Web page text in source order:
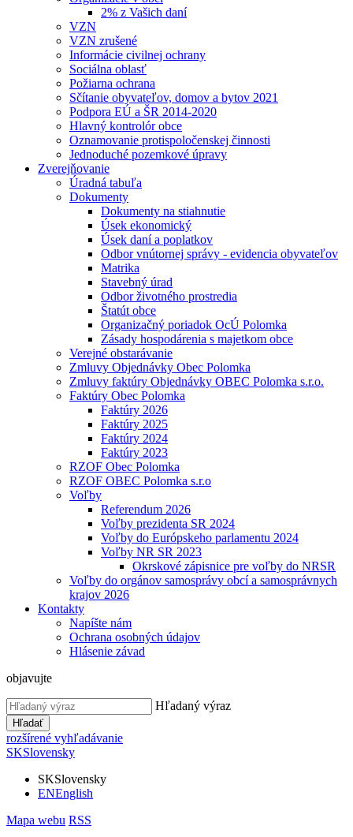
2% z Vašich daní
VZN
VZN zrušené
Informácie civilnej ochrany
Sociálna oblasť
Požiarna ochrana
Sčítanie obyvateľov, domov a bytov 2021
Podpora EÚ a ŠR 2014-2020
Hlavný kontrolór obce
Oznamovanie protispoločenskej činnosti
Jednoduché pozemkové úpravy
Zverejňovanie
Úradná tabuľa
Dokumenty
Dokumenty na stiahnutie
Úsek ekonomický
Úsek daní a poplatkov
Odbor vnútornej správy - evidencia obyvateľov
Matrika
Stavebný úrad
Odbor životného prostredia
Štatút obce
Organizačný poriadok OcÚ Polomka
Zásady hospodárenia s majetkom obce
Verejné obstarávanie
Zmluvy Objednávky Obec Polomka
Zmluvy faktúry Objednávky OBEC Polomka s.r.o.
Faktúry Obec Polomka
Faktúry 2026
Faktúry 2025
Faktúry 2024
Faktúry 2023
RZOF Obec Polomka
RZOF OBEC Polomka s.r.o
Voľby
Referendum 2026
Voľby prezidenta SR 2024
Voľby do Európskeho parlamentu 2024
Voľby NR SR 2023
Okrskové zápisnice pre voľby do NRSR
Voľby do orgánov samosprávy obcí a samosprávnych
krajov 2026
Kontakty
Napíšte nám
Ochrana osobných údajov
Hlásenie závad
objavujte
Hľadaný výraz
Hľadať
rozšírené vyhľadávanie
SKSlovensky
SKSlovensky
ENEnglish
Mapa webu RSS